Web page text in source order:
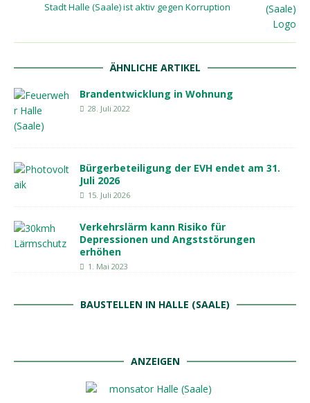
Stadt Halle (Saale) ist aktiv gegen Korruption
ÄHNLICHE ARTIKEL
Brandentwicklung in Wohnung
28. Juli 2022
Bürgerbeteiligung der EVH endet am 31.
Juli 2026
15. Juli 2026
Verkehrslärm kann Risiko für
Depressionen und Angststörungen
erhöhen
1. Mai 2023
BAUSTELLEN IN HALLE (SAALE)
ANZEIGEN